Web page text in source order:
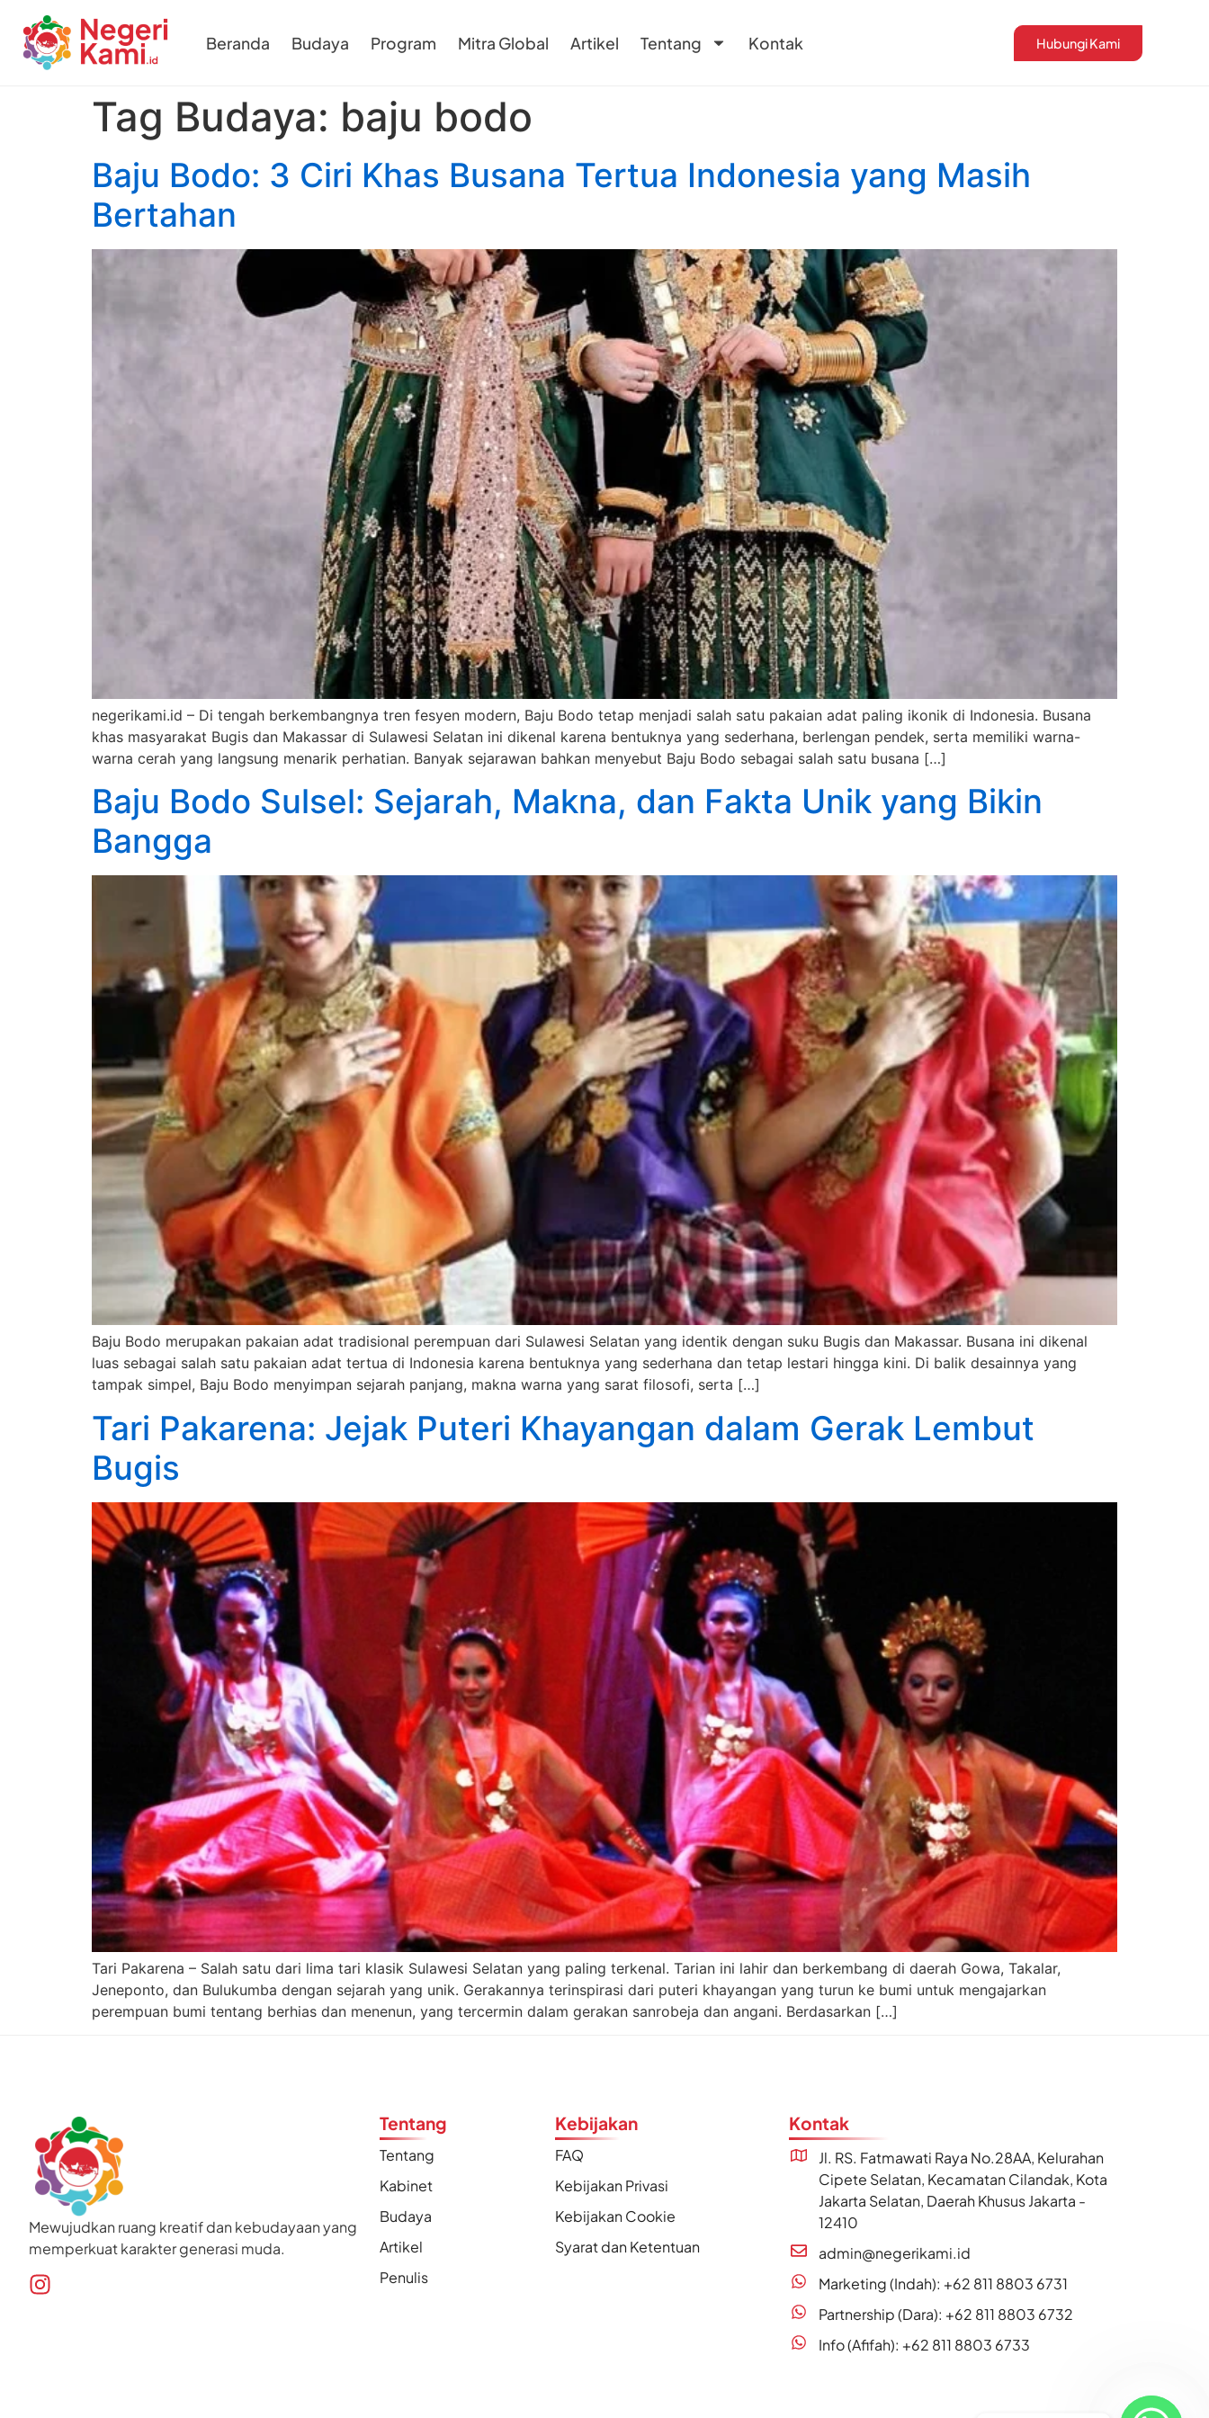
Beranda Budaya Program Mitra Global Artikel Tentang Kontak Hubungi Kami
Tag Budaya: baju bodo
Baju Bodo: 3 Ciri Khas Busana Tertua Indonesia yang Masih
Bertahan
negerikami.id – Di tengah berkembangnya tren fesyen modern, Baju Bodo tetap menjadi salah satu pakaian adat paling ikonik di Indonesia. Busana
khas masyarakat Bugis dan Makassar di Sulawesi Selatan ini dikenal karena bentuknya yang sederhana, berlengan pendek, serta memiliki warna-
warna cerah yang langsung menarik perhatian. Banyak sejarawan bahkan menyebut Baju Bodo sebagai salah satu busana […]
Baju Bodo Sulsel: Sejarah, Makna, dan Fakta Unik yang Bikin
Bangga
Baju Bodo merupakan pakaian adat tradisional perempuan dari Sulawesi Selatan yang identik dengan suku Bugis dan Makassar. Busana ini dikenal
luas sebagai salah satu pakaian adat tertua di Indonesia karena bentuknya yang sederhana dan tetap lestari hingga kini. Di balik desainnya yang
tampak simpel, Baju Bodo menyimpan sejarah panjang, makna warna yang sarat filosofi, serta […]
Tari Pakarena: Jejak Puteri Khayangan dalam Gerak Lembut
Bugis
Tari Pakarena – Salah satu dari lima tari klasik Sulawesi Selatan yang paling terkenal. Tarian ini lahir dan berkembang di daerah Gowa, Takalar,
Jeneponto, dan Bulukumba dengan sejarah yang unik. Gerakannya terinspirasi dari puteri khayangan yang turun ke bumi untuk mengajarkan
perempuan bumi tentang berhias dan menenun, yang tercermin dalam gerakan sanrobeja dan angani. Berdasarkan […]
Mewujudkan ruang kreatif dan kebudayaan yang
memperkuat karakter generasi muda.
Tentang
Tentang
Kabinet
Budaya
Artikel
Penulis
Kebijakan
FAQ
Kebijakan Privasi
Kebijakan Cookie
Syarat dan Ketentuan
Kontak
Jl. RS. Fatmawati Raya No.28AA, Kelurahan
Cipete Selatan, Kecamatan Cilandak, Kota
Jakarta Selatan, Daerah Khusus Jakarta -
12410
admin@negerikami.id
Marketing (Indah): +62 811 8803 6731
Partnership (Dara): +62 811 8803 6732
Info (Afifah): +62 811 8803 6733